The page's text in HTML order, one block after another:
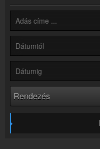
Partnerek
Rádiós partnerek
Rádió beágyazás
Ágyazd be weboldaladba
Online rádió készítés
Készítés lépésről lépésre